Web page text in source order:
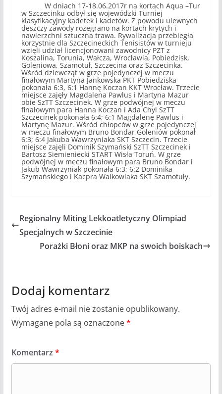
W dniach 17-18.06.2017r na kortach Aqua –Tur
w Szczecinku odbył się wojewódzki Turniej
klasyfikacyjny kadetek i kadetów. Z powodu ulewnych
deszczy zawody rozegrano na kortach krytych i
nawierzchni sztuczna trawa. Rywalizacja przebiegła
korzystnie dla Szczecineckich Tenisistów w turnieju
wzięli udział licencjonowani zawodnicy PZT z
Koszalina, Torunia, Wałcza, Wrocławia, Pobiedzisk,
Goleniowa, Szamotuł, Szczecina oraz Szczecinka.
Wśród dziewcząt w grze pojedynczej w meczu
finałowym Martyna Jankowska PKT Pobiedziska
pokonała 6:3, 6:1 Hannę Koczan KKT Wrocław. Trzecie
miejsce zajęły Magdalena Pawlus i Martyna Mazur
obie SzTT Szczecinek. W grze podwójnej w meczu
finałowym para Hanna Koczan i Ada Chyl SzTT
Szczecinek pokonała 6:4; 6:1 Magdalenę Pawlus i
Martynę Mazur. Wśród chłopców w grze pojedynczej
w meczu finałowym Bruno Bondar Goleniów pokonał
6:3; 6:4 Jakuba Wawrzyniaka SKT Szczecin. Trzecie
miejsce zajęli Dominik Szymański SzTT Szczecinek i
Bartosz Siemieniecki START Wisła Toruń. W grze
podwójnej w meczu finałowym para Bruno Bondar i
Jakub Wawrzyniak pokonała 6:3; 6:2 Dominika
Szymańskiego i Kacpra Walkowiaka SKT Szamotuły.
Regionalny Miting Lekkoatletyczny Olimpiad
Specjalnych w Szczecinie
Porażki Błoni oraz MKP na swoich boiskach
Dodaj komentarz
Twój adres e-mail nie zostanie opublikowany.
Wymagane pola są oznaczone*
Komentarz *